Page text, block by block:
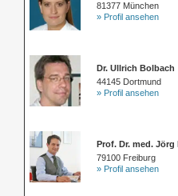
81377 München
» Profil ansehen
Dr. Ullrich Bolbach
44145 Dortmund
» Profil ansehen
Prof. Dr. med. Jörg
79100 Freiburg
» Profil ansehen